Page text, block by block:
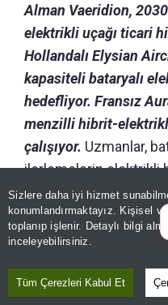
Sizlere daha iyi hizmet
konumlandırmaktayız. Kişisel
toplanıp işlenir. Detaylı bilgi
inceleyebilirsiniz.
Tüm Çerezleri Kabul Et
Alman Vaeridion,
elektrikli uçağı ticari
Hollandalı Elysian
kapasiteli bataryalı
hedefliyor. Fransız
menzilli hibrit-
çalışıyor. Uzmanlar,
ilerlemelerin elektrikli
getirdiğini, bu
ölçüde azaltırken
düşürebileceğini